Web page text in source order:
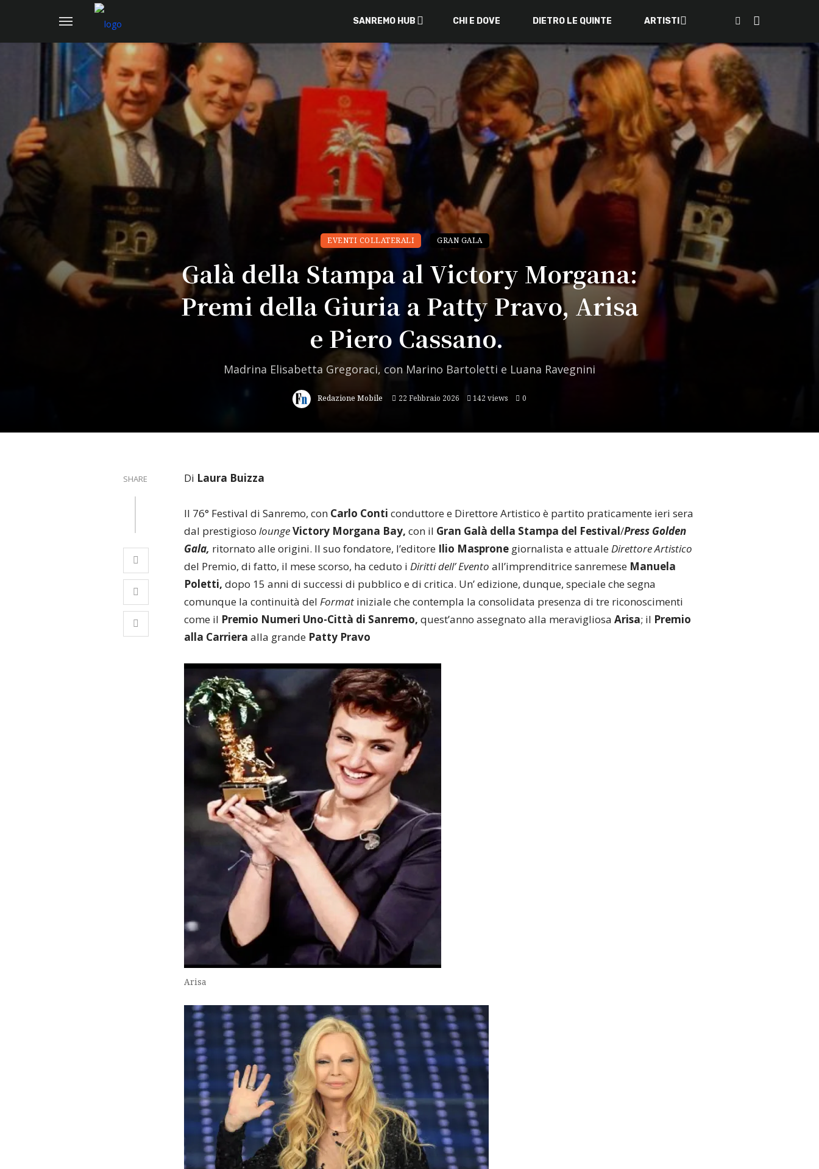
SANREMO HUB CHI E DOVE DIETRO LE QUINTE ARTISTI
EVENTI COLLATERALI GRAN GALA
Galà della Stampa al Victory Morgana:
Premi della Giuria a Patty Pravo, Arisa
e Piero Cassano.
Madrina Elisabetta Gregoraci, con Marino Bartoletti e Luana Ravegnini
Redazione Mobile 22 Febbraio 2026 142 views 0
SHARE Di Laura Buizza
Il 76° Festival di Sanremo, con Carlo Conti conduttore e Direttore Artistico è partito praticamente ieri sera
dal prestigioso loungeVictory Morgana Bay, con il Gran Galà della Stampa del Festival/Press Golden
Gala, ritornato alle origini. Il suo fondatore, l’editore Ilio Masprone giornalista e attuale Direttore Artistico
del Premio, di fatto, il mese scorso, ha ceduto i Diritti dell’ Evento all’imprenditrice sanremese Manuela
Poletti, dopo 15 anni di successi di pubblico e di critica. Un’ edizione, dunque, speciale che segna
comunque la continuità del Format iniziale che contempla la consolidata presenza di tre riconoscimenti
come il Premio Numeri Uno-Città di Sanremo, quest’anno assegnato alla meravigliosa Arisa; il Premio
alla Carriera alla grande Patty Pravo
Arisa